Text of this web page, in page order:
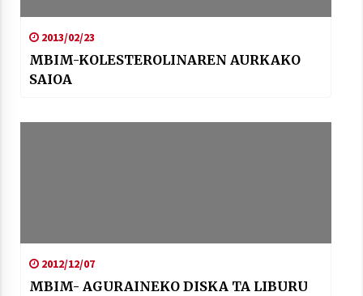
2013/02/23
MBIM-KOLESTEROLINAREN AURKAKO
SAIOA
2012/12/07
MBIM- AGURAINEKO DISKA TA LIBURU